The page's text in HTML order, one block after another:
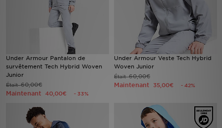
Under Armour Pantalon de
survêtement Tech Hybrid Woven
Junior
Était60,00€
Maintenant 40,00€ - 33%
Under Armour Veste Tech Hybrid
Woven Junior
Était60,00€
Maintenant 35,00€ - 42%
PROMOS
Mon JD
Service client